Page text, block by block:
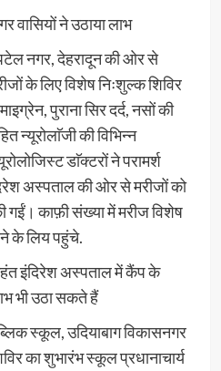
वासियों ने उठाया लाभ
नगर, देहरादून की ओर से
के लिए विशेष निःशुल्क शिविर
पुराना सिर दर्द, नसों की
न्यूरोलाॅजी की विभिन्न
डाॅक्टरों ने परामर्श
अस्पताल की ओर से मरीजों को
गईं। काफ़ी संख्या में मरीज विशेष
के लिय पहुंचे.
इंदिरेश अस्पताल में कैंप के
भी उठा सकते हैं
स्कूल, उदियाबाग विकासनगर
का शुभारंभ स्कूल प्रधानाचार्य